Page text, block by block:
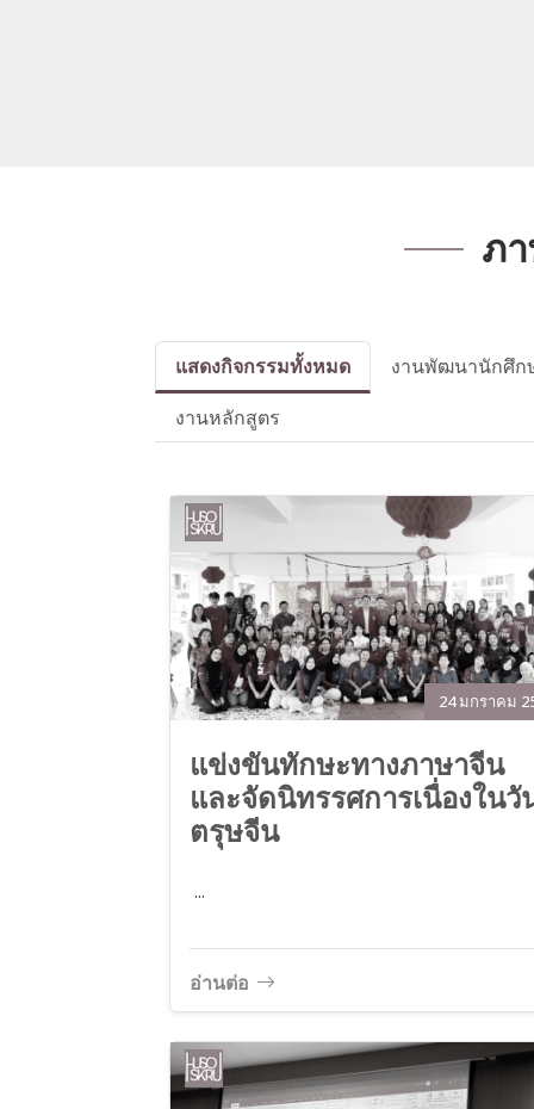
ภ
แสดงกิจกรรมทั้งหมด
งานพัฒนานักศึก
งานหลักสูตร
24 มกราคม
แข่งขันทักษะทางภาษาจีน
และจัดนิทรรศการเนื่องในวั
ตรุษจีน
...
อ่านต่อ